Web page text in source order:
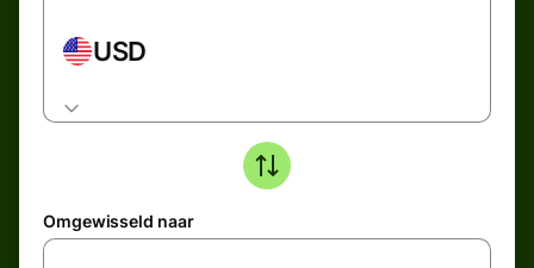
USD
Omgewisseld naar